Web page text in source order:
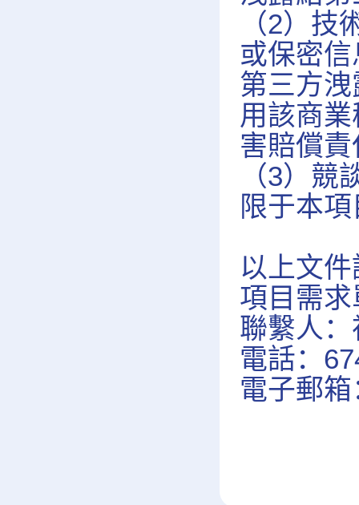
（2）
或保密
第三方
用該商
害賠償
（3）
限于本
以上文
項目需
聯繫人：
電話：
電子郵